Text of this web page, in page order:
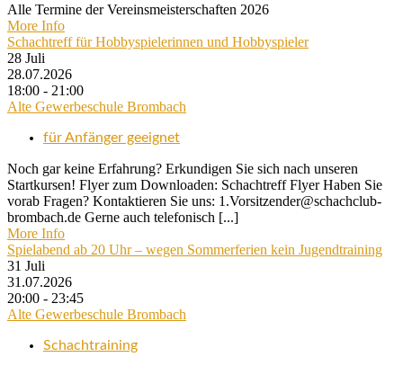
Alle Termine der Vereinsmeisterschaften 2026
More Info
Schachtreff für Hobbyspielerinnen und Hobbyspieler
28 Juli
28.07.2026
18:00 - 21:00
Alte Gewerbeschule Brombach
für Anfänger geeignet
Noch gar keine Erfahrung? Erkundigen Sie sich nach unseren
Startkursen! Flyer zum Downloaden: Schachtreff Flyer Haben Sie
vorab Fragen? Kontaktieren Sie uns: 1.Vorsitzender@schachclub-
brombach.de Gerne auch telefonisch [...]
More Info
Spielabend ab 20 Uhr – wegen Sommerferien kein Jugendtraining
31 Juli
31.07.2026
20:00 - 23:45
Alte Gewerbeschule Brombach
Schachtraining